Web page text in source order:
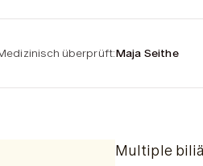
überprüft:Maja Seithe
Multiple